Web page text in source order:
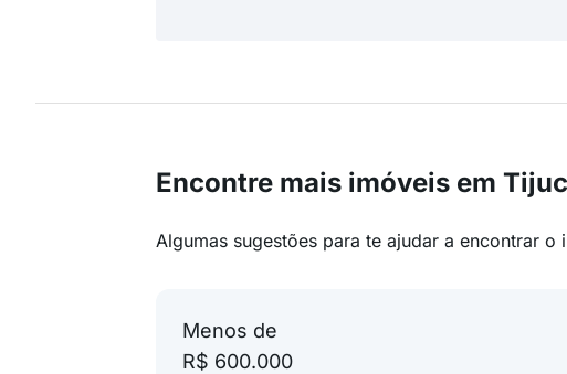
Encontre mais imóveis em
Algumas sugestões para te ajudar a encontrar o
Menos de
R$ 600.000